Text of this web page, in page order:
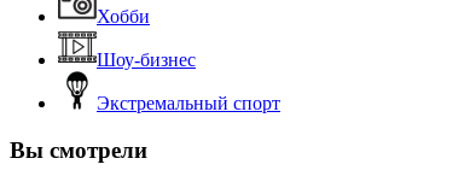
Хобби
Шоу-бизнес
Экстремальный спорт
Вы смотрели